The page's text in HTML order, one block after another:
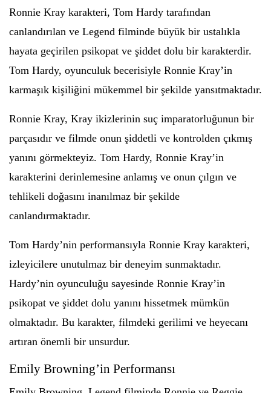
Ronnie Kray karakteri, Tom Hardy tarafından
canlandırılan ve Legend filminde büyük bir ustalıkla
hayata geçirilen psikopat ve şiddet dolu bir karakterdir.
Tom Hardy, oyunculuk becerisiyle Ronnie Kray’in
karmaşık kişiliğini mükemmel bir şekilde yansıtmaktadır.
Ronnie Kray, Kray ikizlerinin suç imparatorluğunun bir
parçasıdır ve filmde onun şiddetli ve kontrolden çıkmış
yanını görmekteyiz. Tom Hardy, Ronnie Kray’in
karakterini derinlemesine anlamış ve onun çılgın ve
tehlikeli doğasını inanılmaz bir şekilde
canlandırmaktadır.
Tom Hardy’nin performansıyla Ronnie Kray karakteri,
izleyicilere unutulmaz bir deneyim sunmaktadır.
Hardy’nin oyunculuğu sayesinde Ronnie Kray’in
psikopat ve şiddet dolu yanını hissetmek mümkün
olmaktadır. Bu karakter, filmdeki gerilimi ve heyecanı
artıran önemli bir unsurdur.
Emily Browning’in Performansı